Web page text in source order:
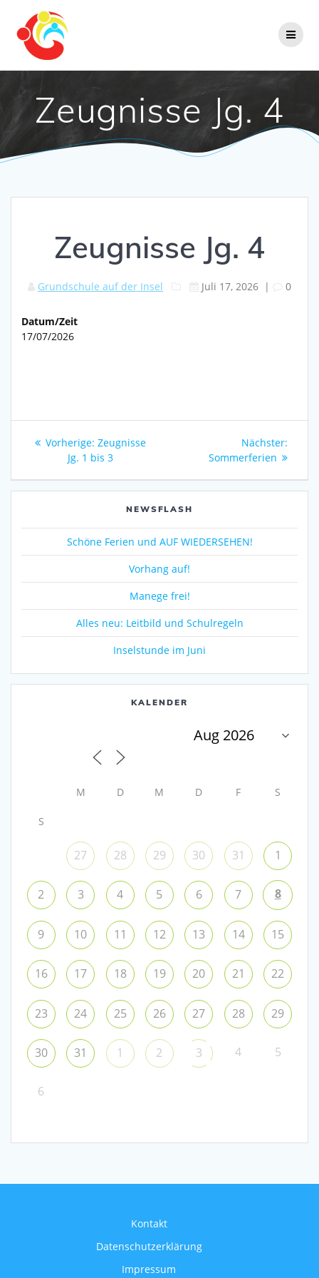
Zeugnisse Jg. 4
Zeugnisse Jg. 4
Grundschule auf der Insel Juli 17, 2026 | 0
Datum/Zeit
17/07/2026
Beitragsnavigation
Vorherige: Vorheriger
Beitrag:
Zeugnisse
Jg. 1 bis 3
Nächster:
Sommerferien
NEWSFLASH
Schöne Ferien und AUF WIEDERSEHEN!
Vorhang auf!
Manege frei!
Alles neu: Leitbild und Schulregeln
Inselstunde im Juni
KALENDER
M D M D F S
S
27 28 29 30 31 1
2 3 4 5 6 7 8
9 10 11 12 13 14 15
16 17 18 19 20 21 22
23 24 25 26 27 28 29
30 31 1 2 3 4 5
6
Kontakt
Datenschutzerklärung
Impressum